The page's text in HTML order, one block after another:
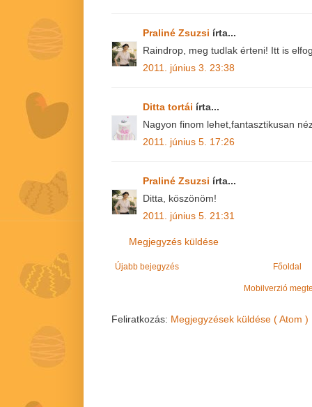
Praliné Zsuzsi írta...
Raindrop, meg tudlak érteni! Itt is
2011. június 3. 23:38
Ditta tortái írta...
Nagyon finom lehet,fantasztikusan
2011. június 5. 17:26
Praliné Zsuzsi írta...
Ditta, köszönöm!
2011. június 5. 21:31
Megjegyzés küldése
Újabb bejegyzés Főoldal
Mobilverzió
Feliratkozás: Megjegyzések küldése ( Atom )